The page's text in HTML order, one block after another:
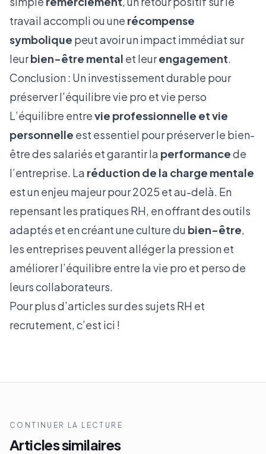
travail accompli ou une récompense
symbolique peut avoir un impact immédiat sur
leurbien-être mental et leurengagement.
Conclusion : Un investissement durable pour
préserver l’équilibre vie pro et vie perso
L’équilibre entrevie professionnelle et vie
personnelle est essentiel pour préserver le bien-
être des salariés et garantir la performancede
l’entreprise. La réduction de la charge mentale
est un enjeu majeur pour 2025 et au-delà. En
repensant les pratiques RH, en offrant des outils
adaptés et en créant une culture du bien-être,
les entreprises peuvent alléger la pression et
améliorer l’équilibre entre la vie pro et perso de
leurs collaborateurs.
Pour plus d’articles sur des sujets RH et
recrutement, c’est ici !
CONTINUER LA LECTURE
Articles similaires